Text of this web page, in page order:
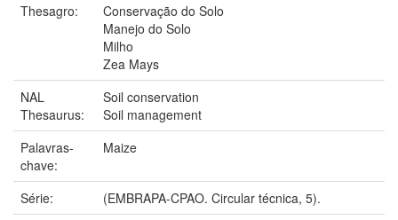
Thesagro:
Conservação do Solo
Manejo do Solo
Milho
Zea Mays
NAL
Thesaurus:
Soil conservation
Soil management
Palavras-
chave:
Maize
Série:
(EMBRAPA-CPAO. Circular técnica, 5).